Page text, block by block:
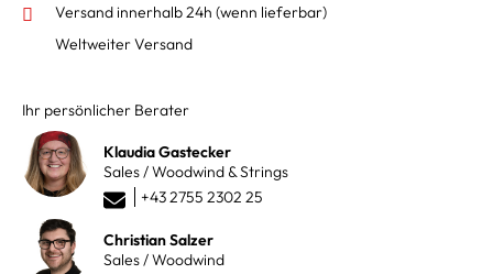
Versand innerhalb 24h (wenn lieferbar)
Weltweiter Versand
Ihr persönlicher Berater
Klaudia Gastecker
Sales / Woodwind & Strings
+43 2755 2302 25
Christian Salzer
Sales / Woodwind